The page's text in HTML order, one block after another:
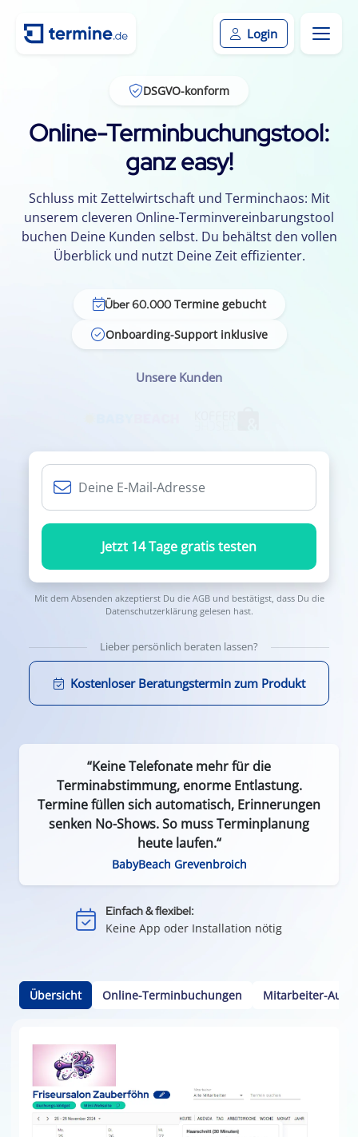
Login
DSGVO-konform
Online-Terminbuchungstool:
ganz easy!
Schluss mit Zettelwirtschaft und Terminchaos: Mit
unserem cleveren Online-Terminvereinbarungstool
buchen Deine Kunden selbst. Du behältst den vollen
Überblick und nutzt Deine Zeit effizienter.
Über 60.000Termine gebucht
Onboarding-Support inklusive
Unsere Kunden
Jetzt 14 Tage gratis testen
Mit dem Absenden akzeptierst Du die AGBund bestätigst, dass Du die
Datenschutzerklärunggelesen hast.
Lieber persönlich beraten lassen?
Kostenloser Beratungstermin zum Produkt
“Keine Telefonate mehr für die
Terminabstimmung, enorme Entlastung.
Termine füllen sich automatisch, Erinnerungen
senken No-Shows. So muss Terminplanung
heute laufen.“
BabyBeach Grevenbroich
Effizient & zeitsparend:
Kundenbindung:
Durch einfache Terminvereinbarung
Übersicht Online-Terminbuchungen Mitarbeiter-